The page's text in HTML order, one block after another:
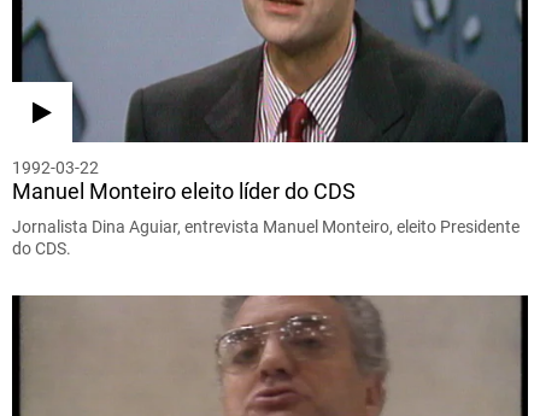
1992-03-22
Manuel Monteiro eleito líder do CDS
Jornalista Dina Aguiar, entrevista Manuel Monteiro, eleito Presidente
do CDS.